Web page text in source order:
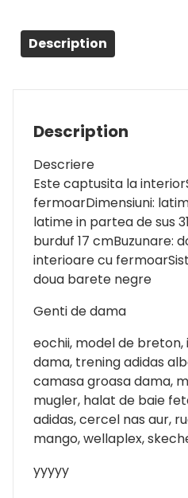
Description
Description
Descriere
Este captusita la
fermoarDimensiuni:
latime in partea de sus
burduf 17 cmBuzunare:
interioare cu
doua barete negre
Genti de dama
eochii, model de breton,
dama, trening adidas
camasa groasa dama,
mugler, halat de baie
adidas, cercel nas aur,
mango, wellaplex,
yyyyy